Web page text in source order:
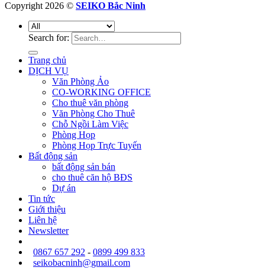
Copyright 2026 © SEIKO Bắc Ninh
Search for:
Trang chủ
DỊCH VỤ
Văn Phòng Ảo
CO-WORKING OFFICE
Cho thuê văn phòng
Văn Phòng Cho Thuê
Chỗ Ngồi Làm Việc
Phòng Họp
Phòng Họp Trực Tuyến
Bất động sản
bất động sản bán
cho thuê căn hộ BĐS
Dự án
Tin tức
Giới thiệu
Liên hệ
Newsletter
0867 657 292 - 0899 499 833
seikobacninh@gmail.com